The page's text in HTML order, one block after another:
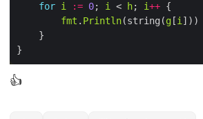
for i := 0; i < h; i++
fmt . Println(string(g [i
👍